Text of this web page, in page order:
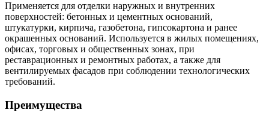
Применяется для отделки наружных и внутренних
поверхностей: бетонных и цементных оснований,
штукатурки, кирпича, газобетона, гипсокартона и ранее
окрашенных оснований. Используется в жилых помещениях,
офисах, торговых и общественных зонах, при
реставрационных и ремонтных работах, а также для
вентилируемых фасадов при соблюдении технологических
требований.
Преимущества